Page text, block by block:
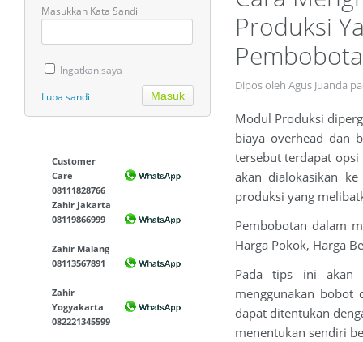
Masukkan Kata Sandi
Ingatkan saya
Lupa sandi
Customer
Care
08111828766
Zahir Jakarta
08119866999
Zahir Malang
08113567891
Zahir
Yogyakarta
082221345599
Produksi
Dipos oleh Agus Juanda
Modul Produksi
biaya overhead dan
tersebut terdapat
akan dialokasikan
produksi yang
Pembobotan dalam
Harga Pokok, Harga
Pada tips ini akan
menggunakan bobot
dapat ditentukan
menentukan sendiri